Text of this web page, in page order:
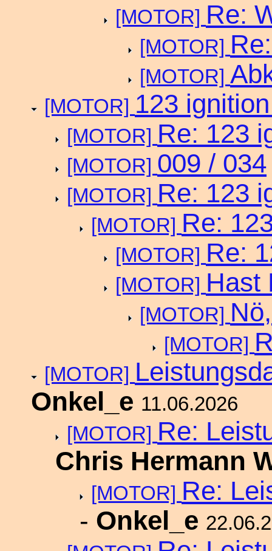
[MOTOR] Re:
[MOTOR]
[MOTOR]
[MOTOR] 123
[MOTOR] Re: 123
[MOTOR] 009 / 034
[MOTOR] Re: 123
[MOTOR] Re:
[MOTOR] Re:
[MOTOR] Hast
[MOTOR]
[MOTOR]
[MOTOR]
Onkel_e 11.06.2026
[MOTOR] Re:
Chris Hermann
[MOTOR] Re:
- Onkel_e